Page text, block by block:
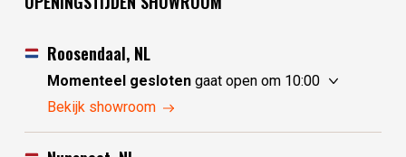
Roosendaal, NL
Momenteel geslotengaat open om 10:00
vrijdag
zaterdag
10:00 - 17:30
Bekijk showroom